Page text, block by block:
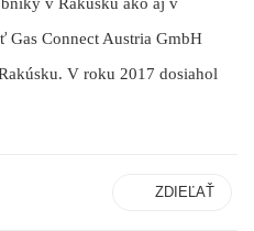
Gas Connect Austria GmbH
V roku 2017 dosiahol
ZDIEĽAŤ